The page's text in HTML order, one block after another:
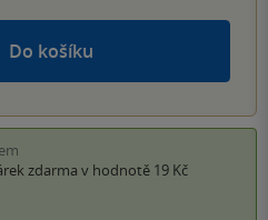
Do košíku
zdarma v hodnotě 19 Kč